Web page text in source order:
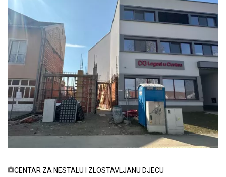
CENTAR ZA NESTALU I ZLOSTAVLJANU DJECU